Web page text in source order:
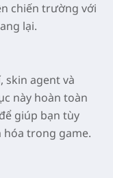
chiến trường với
lại.
skin agent và
này hoàn toàn
giúp bạn tùy
hóa trong game.